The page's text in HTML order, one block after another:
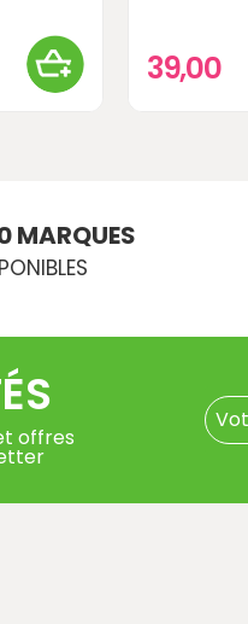
39,00
MARQUES
offres